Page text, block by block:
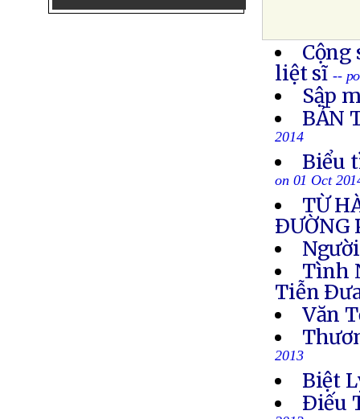
Cộng
liệt sĩ --
Sập
BẢN
2014
Biểu
on 01 Oct
TỪ
ÐƯỜNG
Tình
Tiễn
Văn
2013
Biệt
Ðiếu